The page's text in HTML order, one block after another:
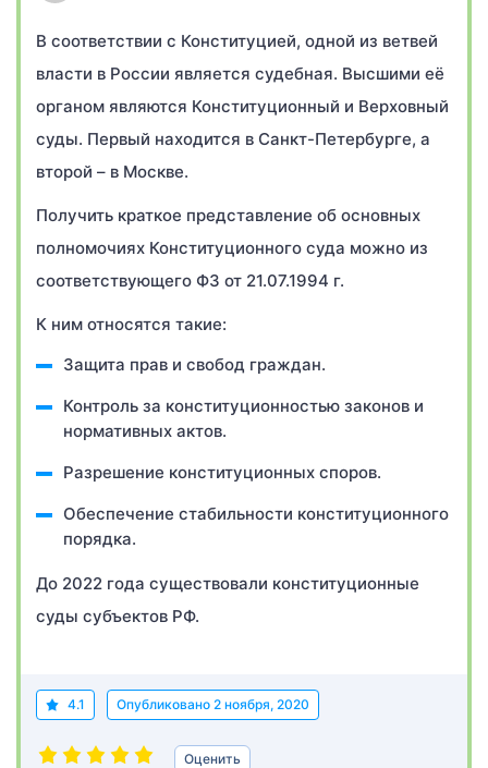
В соответствии с Конституцией, одной из ветвей
власти в России является судебная. Высшими её
органом являются Конституционный и Верховный
суды. Первый находится в Санкт-Петербурге, а
второй – в Москве.
Получить краткое представление об основных
полномочиях Конституционного суда можно из
соответствующего ФЗ от 21.07.1994 г.
К ним относятся такие:
Защита прав и свобод граждан.
Контроль за конституционностью законов и
нормативных актов.
Разрешение конституционных споров.
Обеспечение стабильности конституционного
порядка.
До 2022 года существовали конституционные
суды субъектов РФ.
4.1 Опубликовано 2 ноября, 2020
Оценить